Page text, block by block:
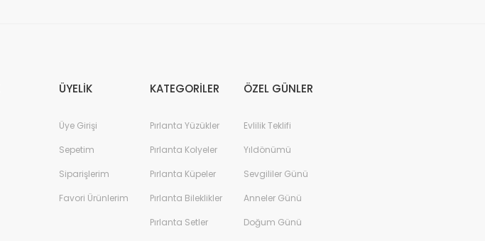
ÜYELİK
Üye Girişi
Sepetim
Siparişlerim
Favori Ürünlerim
KATEGORİLER
Pırlanta Yüzükler
Pırlanta Kolyeler
Pırlanta Küpeler
Pırlanta Bileklikler
Pırlanta Setler
ÖZEL GÜNLER
Evlilik Teklifi
Yıldönümü
Sevgililer Günü
Anneler Günü
Doğum Günü